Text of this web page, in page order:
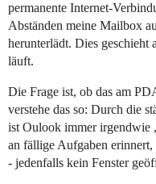
permanente Internet-
Abständen meine Mailbox
herunterlädt. Dies
läuft.
Die Frage ist, ob das am
verstehe das so: Durch die
ist Oulook immer irgendwie
an fällige Aufgaben
- jedenfalls kein Fenster